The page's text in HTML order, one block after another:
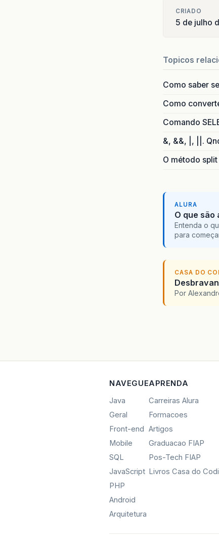
CRIADO
5 de julho
Topicos
Como saber
Como
Comando
&, &&, |, ||.
O método split
ALURA
O que são
Entenda o
para
CASA DO
Por
NAVEGUE
Java
Geral
Front-end
Mobile
SQL
JavaScript
PHP
Android
Arquitetura
APRENDA
Carreiras Alura
Formacoes
Artigos
Graduacao FIAP
Pos-Tech FIAP
Livros Casa do